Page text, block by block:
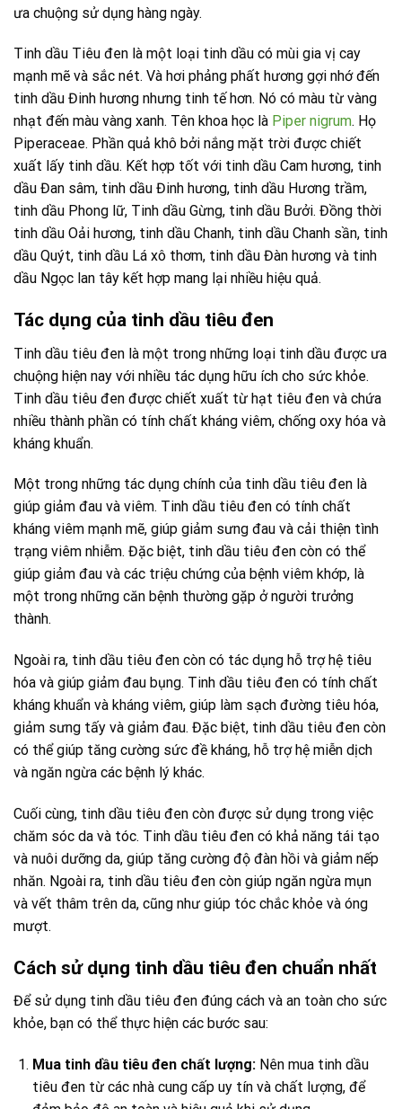
ưa chuộng sử dụng hàng ngày.
Tinh dầu Tiêu đen là một loại tinh dầu có mùi gia vị cay
mạnh mẽ và sắc nét. Và hơi phảng phất hương gợi nhớ đến
tinh dầu Đinh hương nhưng tinh tế hơn. Nó có màu từ vàng
nhạt đến màu vàng xanh. Tên khoa học là Piper nigrum. Họ
Piperaceae. Phần quả khô bởi nắng mặt trời được chiết
xuất lấy tinh dầu. Kết hợp tốt với tinh dầu Cam hương, tinh
dầu Đan sâm, tinh dầu Đinh hương, tinh dầu Hương trầm,
tinh dầu Phong lữ, Tinh dầu Gừng, tinh dầu Bưởi. Đồng thời
tinh dầu Oải hương, tinh dầu Chanh, tinh dầu Chanh sần, tinh
dầu Quýt, tinh dầu Lá xô thơm, tinh dầu Đàn hương và tinh
dầu Ngọc lan tây kết hợp mang lại nhiều hiệu quả.
Tác dụng của tinh dầu tiêu đen
Tinh dầu tiêu đen là một trong những loại tinh dầu được ưa
chuộng hiện nay với nhiều tác dụng hữu ích cho sức khỏe.
Tinh dầu tiêu đen được chiết xuất từ hạt tiêu đen và chứa
nhiều thành phần có tính chất kháng viêm, chống oxy hóa và
kháng khuẩn.
Một trong những tác dụng chính của tinh dầu tiêu đen là
giúp giảm đau và viêm. Tinh dầu tiêu đen có tính chất
kháng viêm mạnh mẽ, giúp giảm sưng đau và cải thiện tình
trạng viêm nhiễm. Đặc biệt, tinh dầu tiêu đen còn có thể
giúp giảm đau và các triệu chứng của bệnh viêm khớp, là
một trong những căn bệnh thường gặp ở người trưởng
thành.
Ngoài ra, tinh dầu tiêu đen còn có tác dụng hỗ trợ hệ tiêu
hóa và giúp giảm đau bụng. Tinh dầu tiêu đen có tính chất
kháng khuẩn và kháng viêm, giúp làm sạch đường tiêu hóa,
giảm sưng tấy và giảm đau. Đặc biệt, tinh dầu tiêu đen còn
có thể giúp tăng cường sức đề kháng, hỗ trợ hệ miễn dịch
và ngăn ngừa các bệnh lý khác.
Cuối cùng, tinh dầu tiêu đen còn được sử dụng trong việc
chăm sóc da và tóc. Tinh dầu tiêu đen có khả năng tái tạo
và nuôi dưỡng da, giúp tăng cường độ đàn hồi và giảm nếp
nhăn. Ngoài ra, tinh dầu tiêu đen còn giúp ngăn ngừa mụn
và vết thâm trên da, cũng như giúp tóc chắc khỏe và óng
mượt.
Cách sử dụng tinh dầu tiêu đen chuẩn nhất
Để sử dụng tinh dầu tiêu đen đúng cách và an toàn cho sức
khỏe, bạn có thể thực hiện các bước sau:
Mua tinh dầu tiêu đen chất lượng:Nên mua tinh dầu
tiêu đen từ các nhà cung cấp uy tín và chất lượng, để